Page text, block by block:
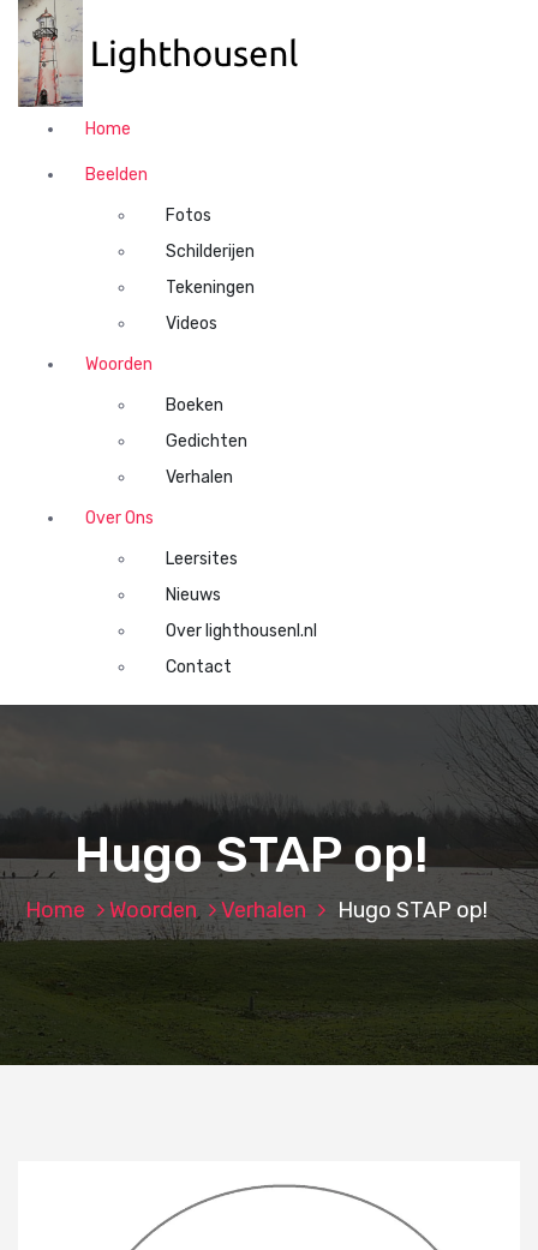
Home
Beelden
Fotos
Schilderijen
Tekeningen
Videos
Woorden
Boeken
Gedichten
Verhalen
Over Ons
Leersites
Nieuws
Over lighthousenl.nl
Contact
Hugo STAP op!
Home Woorden Verhalen Hugo STAP op!